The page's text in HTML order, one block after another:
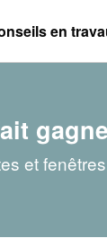
en
et